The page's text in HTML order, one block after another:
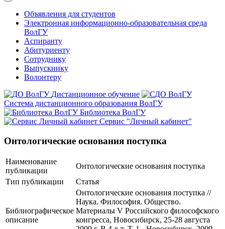
Объявления для студентов
Электронная информационно-образовательная среда
ВолГУ
Аспиранту
Абитуриенту
Сотруднику
Выпускнику
Волонтеру
Дистанционное обучение
Система дистанционного образования ВолГУ
Библиотека ВолГУ
Сервис "Личный кабинет"
Онтологические основания поступка
Наименование
публикации
Онтологические основания поступка
Тип публикации
Статья
Библиографическое
описание
Онтологические основания поступка //
Наука. Философия. Общество.
Материалы V Российского философского
конгресса, Новосибирск, 25-28 августа